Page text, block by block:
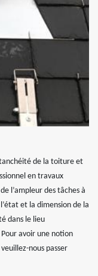
de la toiture et
en travaux
l’ampleur des tâches à
et la dimension de la
dans le lieu
avoir une notion
nous passer